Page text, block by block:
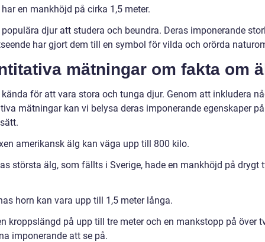
en mankhöjd på cirka 1,5 meter.
djur att studera och beundra. Deras imponerande
har gjort dem till en symbol för vilda och orörda
mätningar om fakta om
för att vara stora och tunga djur. Genom att inkludera
mätningar kan vi belysa deras imponerande egenskaper
amerikansk älg kan väga upp till 800 kilo.
största älg, som fällts i Sverige, hade en mankhöjd på drygt
horn kan vara upp till 1,5 meter långa.
kroppslängd på upp till tre meter och en mankstopp på över
imponerande att se på.